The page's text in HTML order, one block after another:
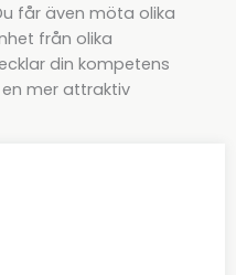
får även möta olika
från olika
din kompetens
mer attraktiv